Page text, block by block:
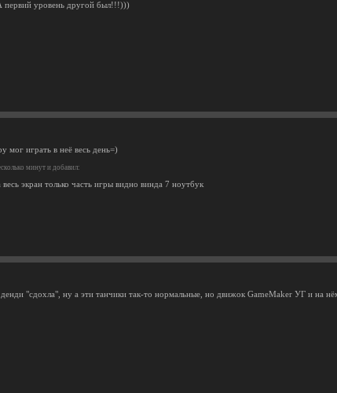
первий уровень другой был!!!)))
мог играть в неё весь день=)
минут и добавил:
экран только часть игры видно винда 7 ноутбук
"сдохла", ну а эти танчики так-то нормальные, но движок GameMaker УГ и на